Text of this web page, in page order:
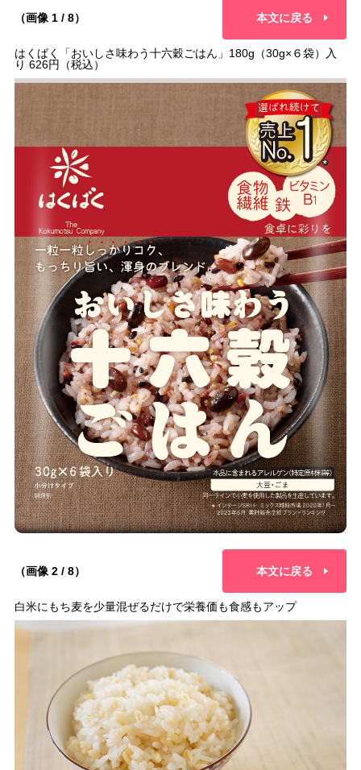
（画像 1 / 8） 本文に戻る
はくばく「おいしさ味わう十六穀ごはん」180g（30g×６袋）入
り 626円（税込）
（画像 2 / 8） 本文に戻る
白米にもち麦を少量混ぜるだけで栄養価も食感もアップ